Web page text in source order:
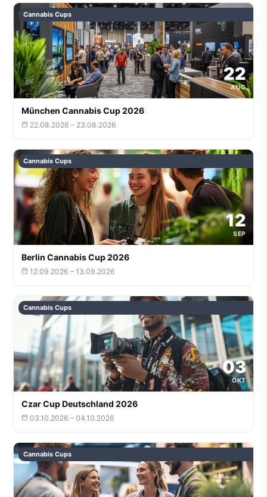
Cannabis Cups
22
AUG
München Cannabis Cup 2026
22.08.2026 – 23.08.2026
Cannabis Cups
12
SEP
Berlin Cannabis Cup 2026
12.09.2026 – 13.09.2026
Cannabis Cups
03
OKT
Czar Cup Deutschland 2026
03.10.2026 – 04.10.2026
Cannabis Cups